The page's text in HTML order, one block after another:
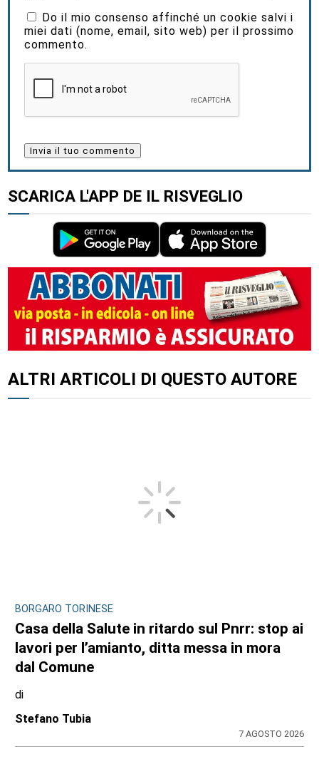
Do il mio consenso affinché un cookie salvi i
miei dati (nome, email, sito web) per il prossimo
commento.
SCARICA L'APP DE IL RISVEGLIO
ALTRI ARTICOLI DI QUESTO AUTORE
BORGARO TORINESE
Casa della Salute in ritardo sul Pnrr: stop ai
lavori per l’amianto, ditta messa in mora
dal Comune
di
Stefano Tubia
7 AGOSTO 2026